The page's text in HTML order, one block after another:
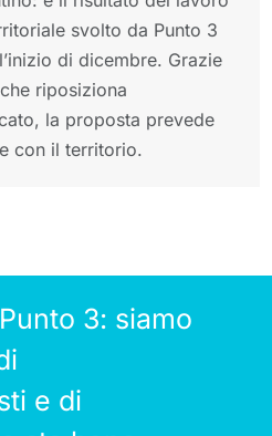
svolto da Punto 3
di dicembre. Grazie
riposiziona
la proposta prevede
con il territorio.
3: siamo
e di